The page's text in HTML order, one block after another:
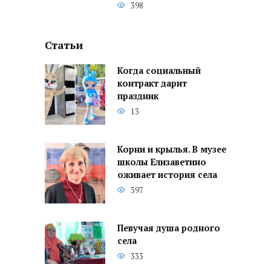
398
Статьи
Когда социальный
контракт дарит
праздник
13
Корни и крылья. В музее
школы Елизаветино
оживает история села
397
Певучая душа родного
села
333